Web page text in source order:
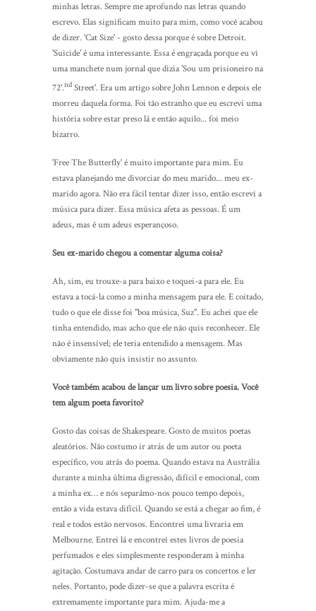
minhas letras. Sempre me aprofundo nas letras quando
escrevo. Elas significam muito para mim, como você acabou
de dizer. 'Cat Size' - gosto dessa porque é sobre Detroit.
'Suicide' é uma interessante. Essa é engraçada porque eu vi
uma manchete num jornal que dizia 'Sou um prisioneiro na
72'.nd Street'. Era um artigo sobre John Lennon e depois ele
morreu daquela forma. Foi tão estranho que eu escrevi uma
história sobre estar preso lá e então aquilo... foi meio
bizarro.
'Free The Butterfly' é muito importante para mim. Eu
estava planejando me divorciar do meu marido... meu ex-
marido agora. Não era fácil tentar dizer isso, então escrevi a
música para dizer. Essa música afeta as pessoas. É um
adeus, mas é um adeus esperançoso.
Seu ex-marido chegou a comentar alguma coisa?
Ah, sim, eu trouxe-a para baixo e toquei-a para ele. Eu
estava a tocá-la como a minha mensagem para ele. E coitado,
tudo o que ele disse foi "boa música, Suz". Eu achei que ele
tinha entendido, mas acho que ele não quis reconhecer. Ele
não é insensível; ele teria entendido a mensagem. Mas
obviamente não quis insistir no assunto.
Você também acabou de lançar um livro sobre poesia. Você
tem algum poeta favorito?
Gosto das coisas de Shakespeare. Gosto de muitos poetas
aleatórios. Não costumo ir atrás de um autor ou poeta
específico, vou atrás do poema. Quando estava na Austrália
durante a minha última digressão, difícil e emocional, com
a minha ex… e nós separámo-nos pouco tempo depois,
então a vida estava difícil. Quando se está a chegar ao fim, é
real e todos estão nervosos. Encontrei uma livraria em
Melbourne. Entrei lá e encontrei estes livros de poesia
perfumados e eles simplesmente responderam à minha
agitação. Costumava andar de carro para os concertos e ler
neles. Portanto, pode dizer-se que a palavra escrita é
extremamente importante para mim. Ajuda-me a